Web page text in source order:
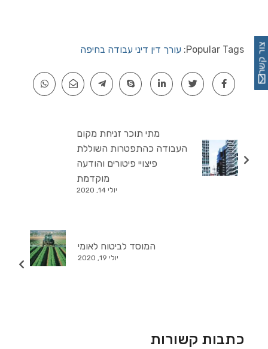
Popular Tags: עורך דין דיני עבודה בחיפה
מתי תוכר זניחת מקום
העבודה כהתפטרות השוללת
פיצויי פיטורים והודעה
מוקדמת
יולי 14, 2020
המוסד לביטוח לאומי
יולי 19, 2020
כתבות קשורות
צור קשר